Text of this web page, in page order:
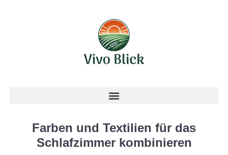
Farben und Textilien für das
Schlafzimmer kombinieren